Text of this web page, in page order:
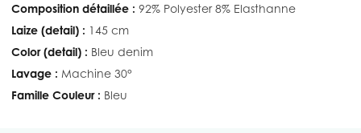
Composition détaillée : 92% Polyester 8% Elasthanne
Laize (detail) : 145 cm
Color (detail) : Bleu denim
Lavage : Machine 30°
Famille Couleur : Bleu